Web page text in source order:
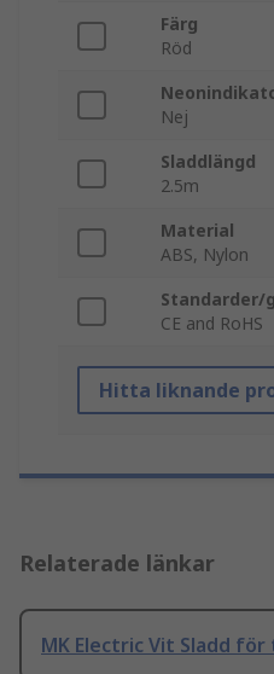
Färg
Röd
Nej
Sladdlängd
2.5m
Material
ABS, Nylon
Standarder/
CE and RoHS
Hitta liknande
Relaterade länkar
MK Electric Vit Sladd